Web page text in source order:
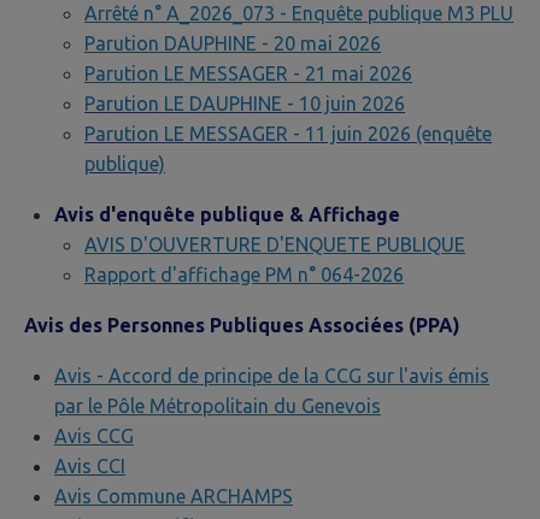
Arrêté n° A_2026_073 - Enquête publique M3 PLU
Parution DAUPHINE - 20 mai 2026
Parution LE MESSAGER - 21 mai 2026
Parution LE DAUPHINE - 10 juin 2026
Parution LE MESSAGER - 11 juin 2026 (enquête
publique)
Avis d'enquête publique & Affichage
AVIS D'OUVERTURE D'ENQUETE PUBLIQUE
Rapport d'affichage PM n° 064-2026
Avis des Personnes Publiques Associées (PPA)
Avis - Accord de principe de la CCG sur l'avis émis
par le Pôle Métropolitain du Genevois
Avis CCG
Avis CCI
Avis Commune ARCHAMPS